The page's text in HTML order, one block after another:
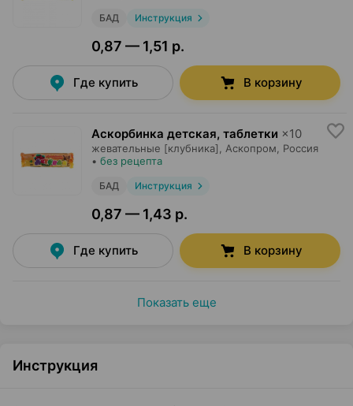
БАД Инструкция
0,87 — 1,51 р.
Где купить В корзину
Аскорбинка детская, таблетки ×10
жевательные [клубника], Аскопром , Россия
• без рецепта
БАД Инструкция
0,87 — 1,43 р.
Где купить В корзину
Показать еще
Инструкция